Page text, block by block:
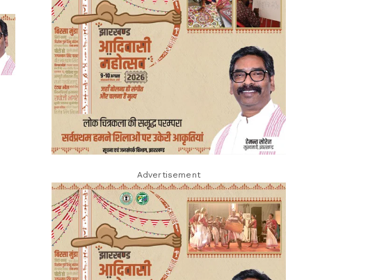
Advertisement